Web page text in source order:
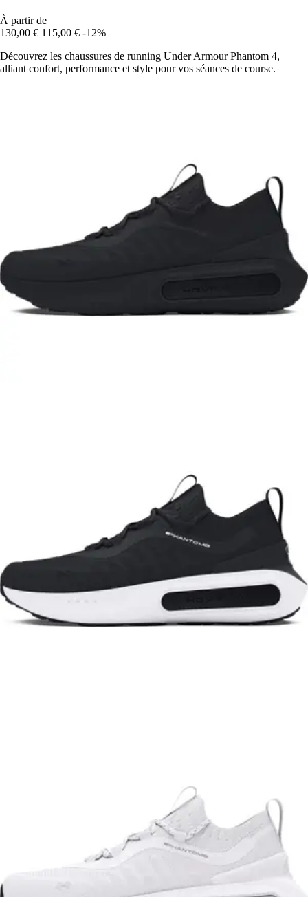
À partir de
130,00 € 115,00 € -12%
Découvrez les chaussures de running Under Armour Phantom 4,
alliant confort, performance et style pour vos séances de course.